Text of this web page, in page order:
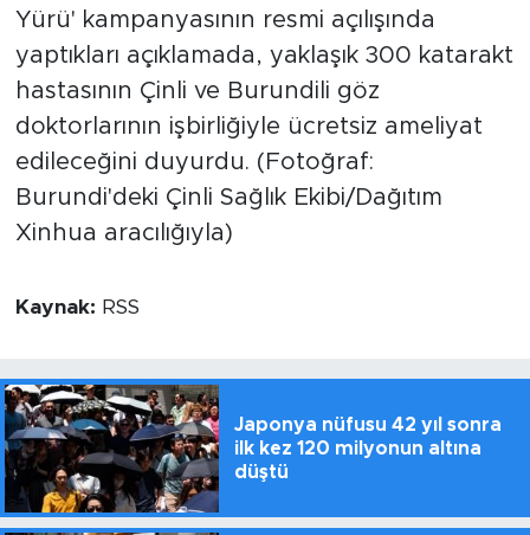
Yürü' kampanyasının resmi açılışında
yaptıkları açıklamada, yaklaşık 300 katarakt
hastasının Çinli ve Burundili göz
doktorlarının işbirliğiyle ücretsiz ameliyat
edileceğini duyurdu. (Fotoğraf:
Burundi'deki Çinli Sağlık Ekibi/Dağıtım
Xinhua aracılığıyla)
Kaynak: RSS
Japonya nüfusu 42 yıl sonra
ilk kez 120 milyonun altına
düştü